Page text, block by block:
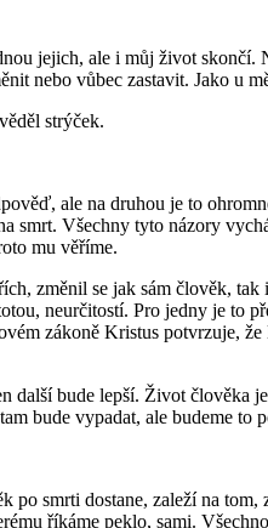
jejich, ale i můj život
nebo vůbec zastavit. Jako u
strýček.
ale na druhou je to
smrt. Všechny tyto názory
mu věříme.
změnil se jak sám člověk,
neurčitostí. Pro jedny je
zákoně Kristus potvrzuje,
další bude lepší. Život
bude vypadat, ale budeme to
smrti dostane, zaleží na
říkáme peklo, sami.